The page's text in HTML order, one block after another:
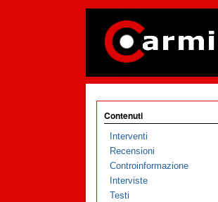
Contenuti
Interventi
Recensioni
Controinformazione
Interviste
Testi